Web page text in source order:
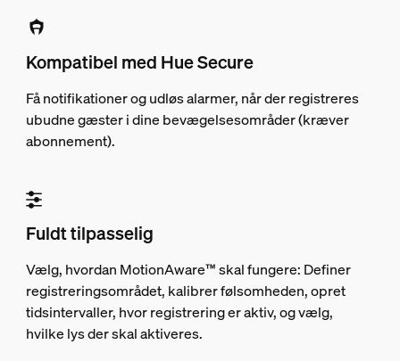
Kompatibel med Hue Secure
Få notifikationer og udløs alarmer, når der registreres
ubudne gæster i dine bevægelsesområder (kræver
abonnement).
Fuldt tilpasselig
Vælg, hvordan MotionAware™ skal fungere: Definer
registreringsområdet, kalibrer følsomheden, opret
tidsintervaller, hvor registrering er aktiv, og vælg,
hvilke lys der skal aktiveres.